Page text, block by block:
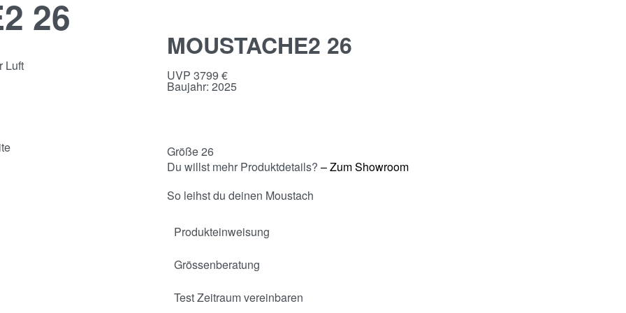
26
MOUSTACHE2 26
UVP 3799 €
Baujahr: 2025
Größe 26
Du willst mehr Produktdetails? – Zum Showroom
So leihst du deinen Moustach
Produkteinweisung
Grössenberatung
Test Zeitraum vereinbaren